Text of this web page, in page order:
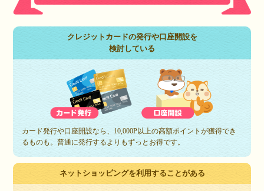
クレジットカードの発行や口座開設を
検討している
カード発行や口座開設なら、10,000P以上の高額ポイントが獲得でき
るものも。普通に発行するよりもずっとお得です。
ネットショッピングを利用することがある